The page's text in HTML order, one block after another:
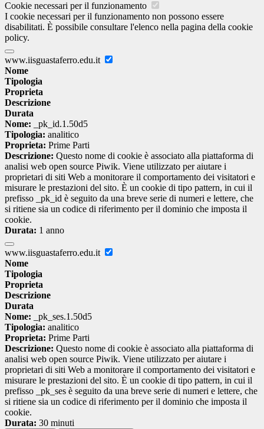
Cookie necessari per il funzionamento
I cookie necessari per il funzionamento non possono essere
disabilitati. È possibile consultare l'elenco nella pagina della cookie
policy.
www.iisguastaferro.edu.it
Nome
Tipologia
Proprieta
Descrizione
Durata
Nome: _pk_id.1.50d5
Tipologia: analitico
Proprieta: Prime Parti
Descrizione: Questo nome di cookie è associato alla piattaforma di
analisi web open source Piwik. Viene utilizzato per aiutare i
proprietari di siti Web a monitorare il comportamento dei visitatori e
misurare le prestazioni del sito. È un cookie di tipo pattern, in cui il
prefisso _pk_id è seguito da una breve serie di numeri e lettere, che
si ritiene sia un codice di riferimento per il dominio che imposta il
cookie.
Durata: 1 anno
www.iisguastaferro.edu.it
Nome
Tipologia
Proprieta
Descrizione
Durata
Nome: _pk_ses.1.50d5
Tipologia: analitico
Proprieta: Prime Parti
Descrizione: Questo nome di cookie è associato alla piattaforma di
analisi web open source Piwik. Viene utilizzato per aiutare i
proprietari di siti Web a monitorare il comportamento dei visitatori e
misurare le prestazioni del sito. È un cookie di tipo pattern, in cui il
prefisso _pk_ses è seguito da una breve serie di numeri e lettere, che
si ritiene sia un codice di riferimento per il dominio che imposta il
cookie.
Durata: 30 minuti